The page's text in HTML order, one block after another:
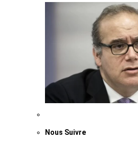
Nous Suivre